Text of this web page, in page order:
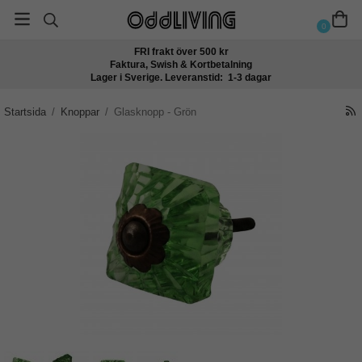
0
FRI frakt över 500 kr
Faktura, Swish & Kortbetalning
Lager i Sverige. Leveranstid: 1-3 dagar
Startsida / Knoppar / Glasknopp - Grön